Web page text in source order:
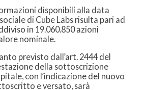
disponibili alla data
di Cube Labs risulta pari ad
in 19.060.850 azioni
nominale.
previsto dall’art. 2444 del
della sottoscrizione
con l’indicazione del nuovo
e versato, sarà